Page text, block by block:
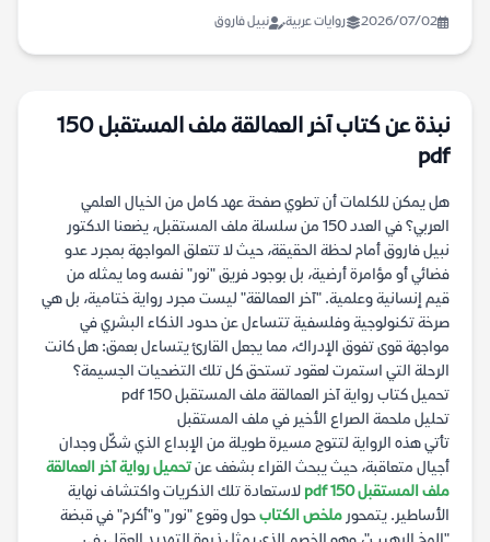
2026/07/02 روايات عربية نبيل فاروق
نبذة عن كتاب آخر العمالقة ملف المستقبل 150
pdf
هل يمكن للكلمات أن تطوي صفحة عهد كامل من الخيال العلمي
العربي؟ في العدد 150 من سلسلة ملف المستقبل، يضعنا الدكتور
نبيل فاروق أمام لحظة الحقيقة، حيث لا تتعلق المواجهة بمجرد عدو
فضائي أو مؤامرة أرضية، بل بوجود فريق "نور" نفسه وما يمثله من
قيم إنسانية وعلمية. "آخر العمالقة" ليست مجرد رواية ختامية، بل هي
صرخة تكنولوجية وفلسفية تتساءل عن حدود الذكاء البشري في
مواجهة قوى تفوق الإدراك، مما يجعل القارئ يتساءل بعمق: هل كانت
الرحلة التي استمرت لعقود تستحق كل تلك التضحيات الجسيمة؟
تحميل كتاب رواية آخر العمالقة ملف المستقبل 150 pdf
تحليل ملحمة الصراع الأخير في ملف المستقبل
تأتي هذه الرواية لتتوج مسيرة طويلة من الإبداع الذي شكّل وجدان
أجيال متعاقبة، حيث يبحث القراء بشغف عنتحميل رواية آخر العمالقة
ملف المستقبل 150 pdf
لاستعادة تلك الذكريات واكتشاف نهاية
الأساطير. يتمحور ملخص الكتابحول وقوع "نور" و"أكرم" في قبضة